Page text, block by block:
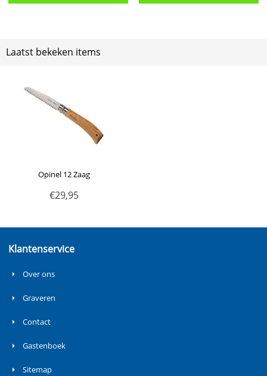
Laatst bekeken items
Opinel 12 Zaag
€29,95
Klantenservice
Over ons
Graveren
Contact
Gastenboek
Sitemap